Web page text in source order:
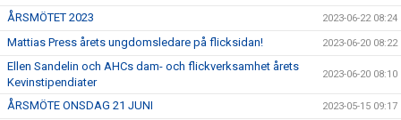
ÅRSMÖTET 2023 2023-06-22 08:24
Mattias Press årets ungdomsledare på flicksidan! 2023-06-20 08:22
Ellen Sandelin och AHCs dam- och flickverksamhet årets
Kevinstipendiater
2023-06-20 08:10
ÅRSMÖTE ONSDAG 21 JUNI 2023-05-15 09:17